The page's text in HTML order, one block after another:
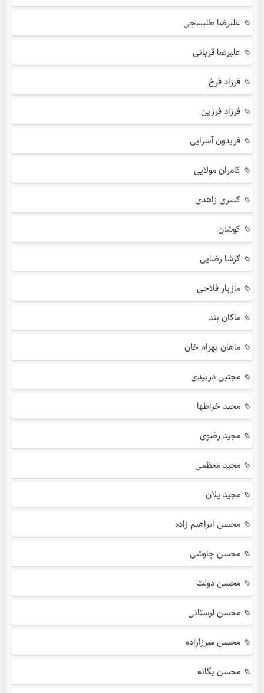
علیرضا طلیسچی
علیرضا قربانی
فرزاد فرخ
فرزاد فرزین
فریدون آسرایی
کامران مولایی
کسری زاهدی
کوشان
گرشا رضایی
مازیار فلاحی
ماکان بند
ماهان بهرام خان
مجتبی دربیدی
مجید خراطها
مجید رضوی
مجید معظمی
مجید یلان
محسن ابراهیم زاده
محسن چاوشی
محسن دولت
محسن لرستانی
محسن میرزازاده
محسن یگانه